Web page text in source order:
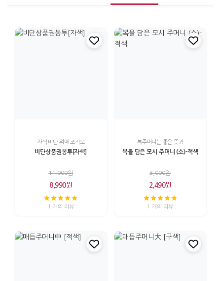
자색 비단 위에 조각보
비단상품권봉투[자색]
11,000원
8,990원
1 개의 리뷰
복주머니는 좋은 뜻과
복을 담은 모시 주머니 (소)-적색
3,000원
2,490원
1 개의 리뷰